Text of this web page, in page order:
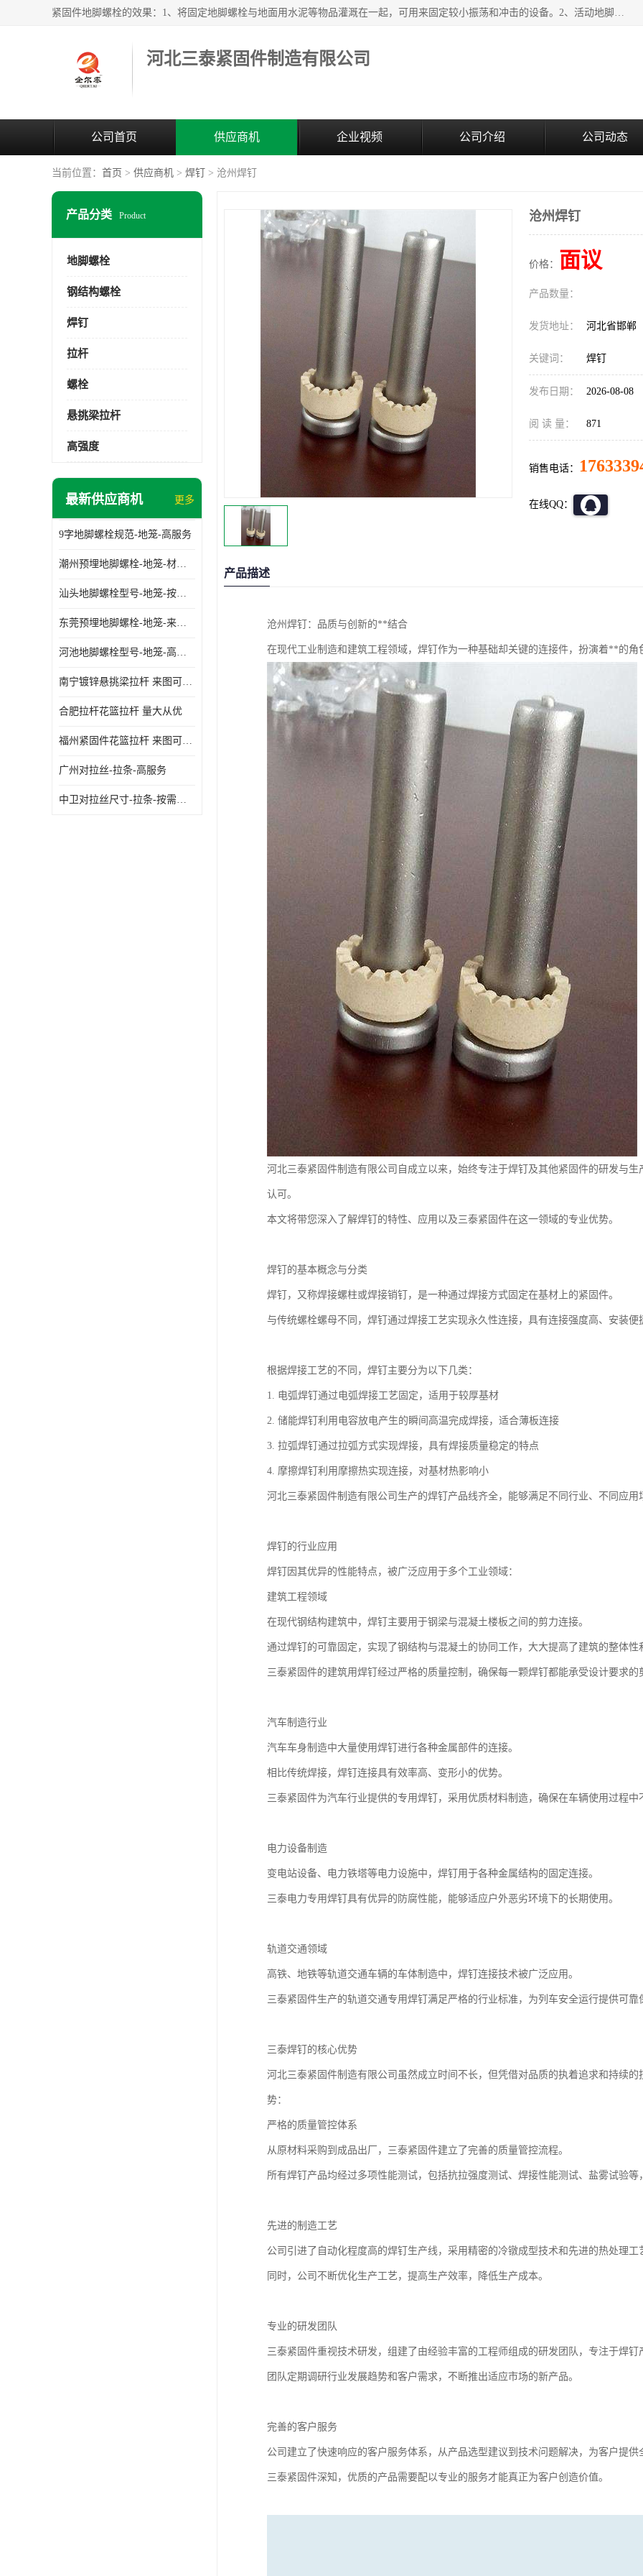
紧固件地脚螺栓的效果：1、将固定地脚螺栓与地面用水泥等物品灌溉在一起，可用来固定较小振荡和冲击的设备。2、活动地脚是一种可拆卸的地脚螺栓，可以固定有激烈振荡和冲击的大型机器设备。3、胀锚地脚螺栓用于固定比较简略且重量轻的设备，辅佐设备长期处于静止状态下。4、粘接地脚螺栓为一种使用广泛且常见的设备，它也是用来固定简略设备的小件。
河北三泰紧固件制造有限公司
公司首页 供应商机 企业视频 公司介绍 公司动态
当前位置： 首页 > 供应商机 > 焊钉 > 沧州焊钉
产品分类 Product
地脚螺栓
钢结构螺栓
焊钉
拉杆
螺栓
悬挑梁拉杆
高强度
最新供应商机 更多
9字地脚螺栓规范-地笼-高服务
潮州预埋地脚螺栓-地笼-材质齐全
汕头地脚螺栓型号-地笼-按需定制
东莞预埋地脚螺栓-地笼-来图可定制
河池地脚螺栓型号-地笼-高质量
南宁镀锌悬挑梁拉杆 来图可定制
合肥拉杆花篮拉杆 量大从优
福州紧固件花篮拉杆 来图可定制
广州对拉丝-拉条-高服务
中卫对拉丝尺寸-拉条-按需定制
沧州焊钉
价格： 面议
产品数量：
发货地址： 河北省邯郸
关键词： 焊钉
发布日期： 2026-08-08
阅 读 量： 871
销售电话：
在线QQ：
产品描述
沧州焊钉：品质与创新的**结合
在现代工业制造和建筑工程领域，焊钉作为一种基础却关键的连接件，扮演着**的角
河北三泰紧固件制造有限公司自成立以来，始终专注于焊钉及其他紧固件的研发与
认可。
本文将带您深入了解焊钉的特性、应用以及三泰紧固件在这一领域的专业优势。
焊钉的基本概念与分类
焊钉，又称焊接螺柱或焊接销钉，是一种通过焊接方式固定在基材上的紧固件。
与传统螺栓螺母不同，焊钉通过焊接工艺实现永久性连接，具有连接强度高、安装便
根据焊接工艺的不同，焊钉主要分为以下几类：
1. 电弧焊钉通过电弧焊接工艺固定，适用于较厚基材
2. 储能焊钉利用电容放电产生的瞬间高温完成焊接，适合薄板连接
3. 拉弧焊钉通过拉弧方式实现焊接，具有焊接质量稳定的特点
4. 摩擦焊钉利用摩擦热实现连接，对基材热影响小
河北三泰紧固件制造有限公司生产的焊钉产品线齐全，能够满足不同行业、不同应用
焊钉的行业应用
焊钉因其优异的性能特点，被广泛应用于多个工业领域：
建筑工程领域
在现代钢结构建筑中，焊钉主要用于钢梁与混凝土楼板之间的剪力连接。
通过焊钉的可靠固定，实现了钢结构与混凝土的协同工作，大大提高了建筑的整体性
三泰紧固件的建筑用焊钉经过严格的质量控制，确保每一颗焊钉都能承受设计要求的
汽车制造行业
汽车车身制造中大量使用焊钉进行各种金属部件的连接。
相比传统焊接，焊钉连接具有效率高、变形小的优势。
三泰紧固件为汽车行业提供的专用焊钉，采用优质材料制造，确保在车辆使用过程
电力设备制造
变电站设备、电力铁塔等电力设施中，焊钉用于各种金属结构的固定连接。
三泰电力专用焊钉具有优异的防腐性能，能够适应户外恶劣环境下的长期使用。
轨道交通领域
高铁、地铁等轨道交通车辆的车体制造中，焊钉连接技术被广泛应用。
三泰紧固件生产的轨道交通专用焊钉满足严格的行业标准，为列车安全运行提供可靠
三泰焊钉的核心优势
河北三泰紧固件制造有限公司虽然成立时间不长，但凭借对品质的执着追求和持续
势：
严格的质量管控体系
从原材料采购到成品出厂，三泰紧固件建立了完善的质量管控流程。
所有焊钉产品均经过多项性能测试，包括抗拉强度测试、焊接性能测试、盐雾试验
先进的制造工艺
公司引进了自动化程度高的焊钉生产线，采用精密的冷镦成型技术和先进的热处理
同时，公司不断优化生产工艺，提高生产效率，降低生产成本。
专业的研发团队
三泰紧固件重视技术研发，组建了由经验丰富的工程师组成的研发团队，专注于焊
团队定期调研行业发展趋势和客户需求，不断推出适应市场的新产品。
完善的客户服务
公司建立了快速响应的客户服务体系，从产品选型建议到技术问题解决，为客户提供
三泰紧固件深知，优质的产品需要配以专业的服务才能真正为客户创造价值。